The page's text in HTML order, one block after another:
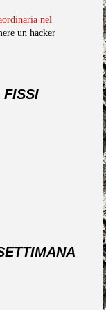
nel
un hacker
FISSI